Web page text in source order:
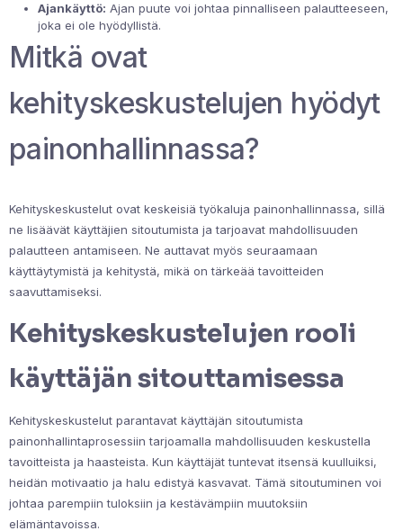
Ajankäyttö: Ajan puute voi johtaa pinnalliseen palautteeseen,
joka ei ole hyödyllistä.
Mitkä ovat
kehityskeskustelujen hyödyt
painonhallinnassa?
Kehityskeskustelut ovat keskeisiä työkaluja painonhallinnassa, sillä
ne lisäävät käyttäjien sitoutumista ja tarjoavat mahdollisuuden
palautteen antamiseen. Ne auttavat myös seuraamaan
käyttäytymistä ja kehitystä, mikä on tärkeää tavoitteiden
saavuttamiseksi.
Kehityskeskustelujen rooli
käyttäjän sitouttamisessa
Kehityskeskustelut parantavat käyttäjän sitoutumista
painonhallintaprosessiin tarjoamalla mahdollisuuden keskustella
tavoitteista ja haasteista. Kun käyttäjät tuntevat itsensä kuulluiksi,
heidän motivaatio ja halu edistyä kasvavat. Tämä sitoutuminen voi
johtaa parempiin tuloksiin ja kestävämpiin muutoksiin
elämäntavoissa.